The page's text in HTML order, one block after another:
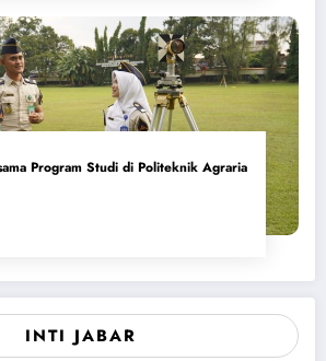
Program Studi di Politeknik Agraria
INTI JABAR